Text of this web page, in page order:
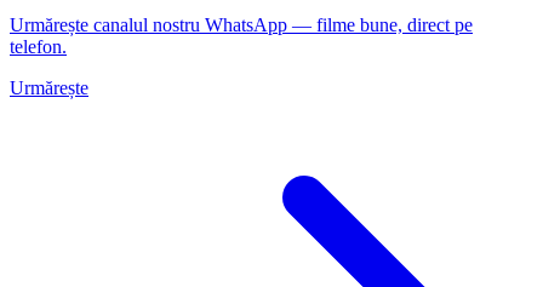
Urmărește canalul nostru WhatsApp — filme bune, direct pe
telefon.
Urmărește